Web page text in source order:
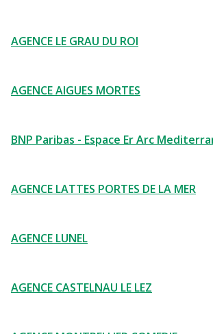
AGENCE LE GRAU DU ROI
AGENCE AIGUES MORTES
BNP Paribas - Espace Er Arc
AGENCE LATTES PORTES DE LA MER
AGENCE LUNEL
AGENCE CASTELNAU LE LEZ